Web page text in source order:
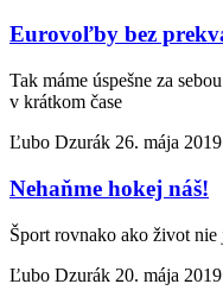
Eurovoľby bez
Tak máme úspešne za
v krátkom čase
Ľubo Dzurák 26. mája 2019
Nehaňme hokej náš!
Šport rovnako ako život
Ľubo Dzurák 20. mája 2019